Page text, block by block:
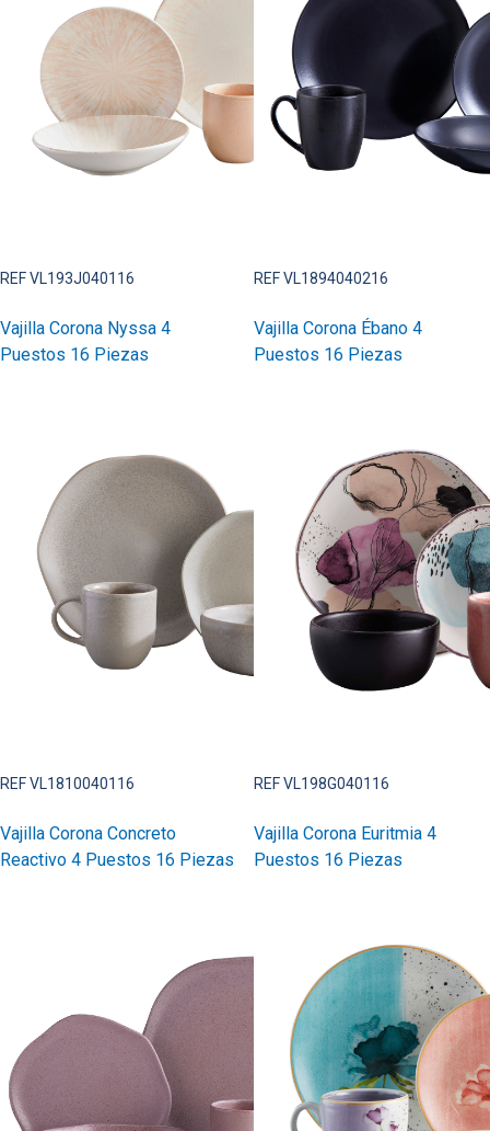
REF VL193J040116
Vajilla Corona Nyssa 4
Puestos 16 Piezas
REF VL1894040216
Vajilla Corona Ébano 4
Puestos 16 Piezas
REF VL1810040116
Vajilla Corona Concreto
Reactivo 4 Puestos 16 Piezas
REF VL198G040116
Vajilla Corona Euritmia 4
Puestos 16 Piezas